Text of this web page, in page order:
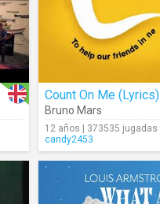
Count On Me (Lyrics)
Bruno Mars
12 años | 373535 jugadas
candy2453